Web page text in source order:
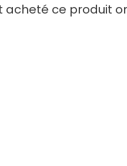
acheté ce produit